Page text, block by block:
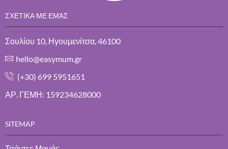
ΣΧΕΤΙΚΑ ΜΕ ΕΜΆΣ
Σουλίου 10, Ηγουμενίτσα, 46100
hello@easymum.gr
(+30) 699 5951651
ΑΡ. ΓΕΜΗ: 159234628000
SITEMAP